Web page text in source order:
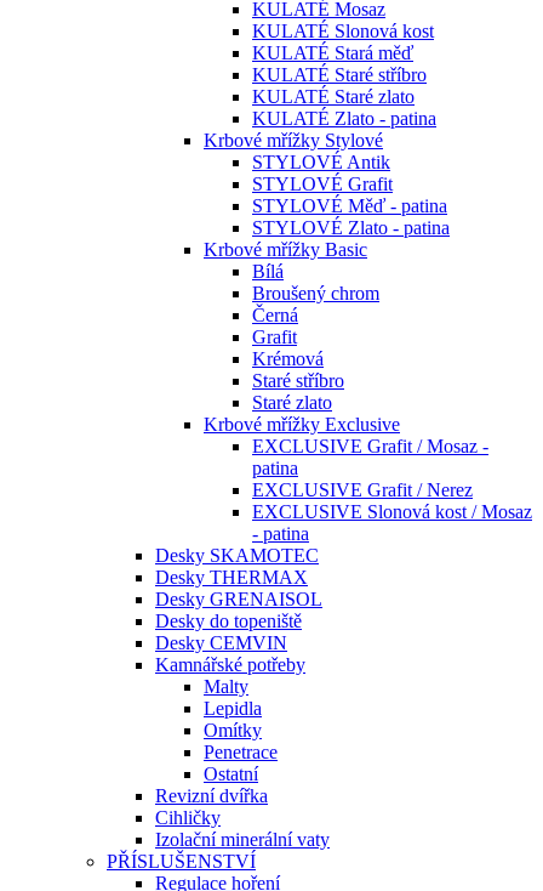
KULATÉ Mosaz
KULATÉ Slonová kost
KULATÉ Stará měď
KULATÉ Staré stříbro
KULATÉ Staré zlato
KULATÉ Zlato - patina
Krbové mřížky Stylové
STYLOVÉ Antik
STYLOVÉ Grafit
STYLOVÉ Měď - patina
STYLOVÉ Zlato - patina
Krbové mřížky Basic
Bílá
Broušený chrom
Černá
Grafit
Krémová
Staré stříbro
Staré zlato
Krbové mřížky Exclusive
EXCLUSIVE Grafit / Mosaz -
patina
EXCLUSIVE Grafit / Nerez
EXCLUSIVE Slonová kost / Mosaz
- patina
Desky SKAMOTEC
Desky THERMAX
Desky GRENAISOL
Desky do topeniště
Desky CEMVIN
Kamnářské potřeby
Malty
Lepidla
Omítky
Penetrace
Ostatní
Revizní dvířka
Cihličky
Izolační minerální vaty
PŘÍSLUŠENSTVÍ
Regulace hoření